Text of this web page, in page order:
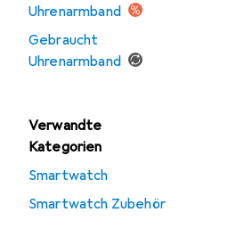
Uhrenarmband
Gebraucht
Uhrenarmband
Verwandte
Kategorien
Smartwatch
Smartwatch Zubehör